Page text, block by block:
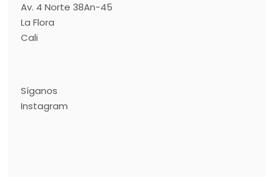
Av. 4 Norte 38An-45
La Flora
Cali
Síganos
Instagram